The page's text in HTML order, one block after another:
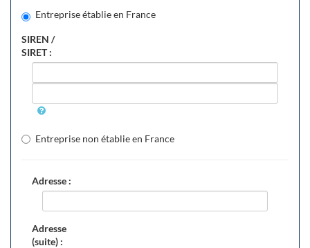
Entreprise établie en France
SIREN /
SIRET :
Entreprise non établie en France
Adresse :
Adresse
(suite) :